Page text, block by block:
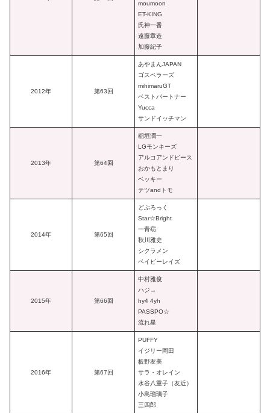
moumoon
ET-KING
氏神一番
遠藤章造
加藤紀子
2012年 第63回
あやまんJAPAN
ゴスペラーズ
mihimaruGT
ベストパートナー
Yucca
サンドイッチマン
2013年 第64回
稲垣潤一
LGモンキーズ
アルコアンドピース
おかもとまり
ベッキー
テツandトモ
2014年 第65回
どぶろっく
Star☆Bright
一青窈
秋川雅史
シクラメン
ベイビーレイズ
2015年 第66回
中村雅俊
ハジ→
hy4 4yh
PASSPO☆
流れ星
2016年 第67回
PUFFY
イジリー岡田
板野友美
サラ・オレイン
水谷八重子（友近）
小島瑠璃子
三四郎